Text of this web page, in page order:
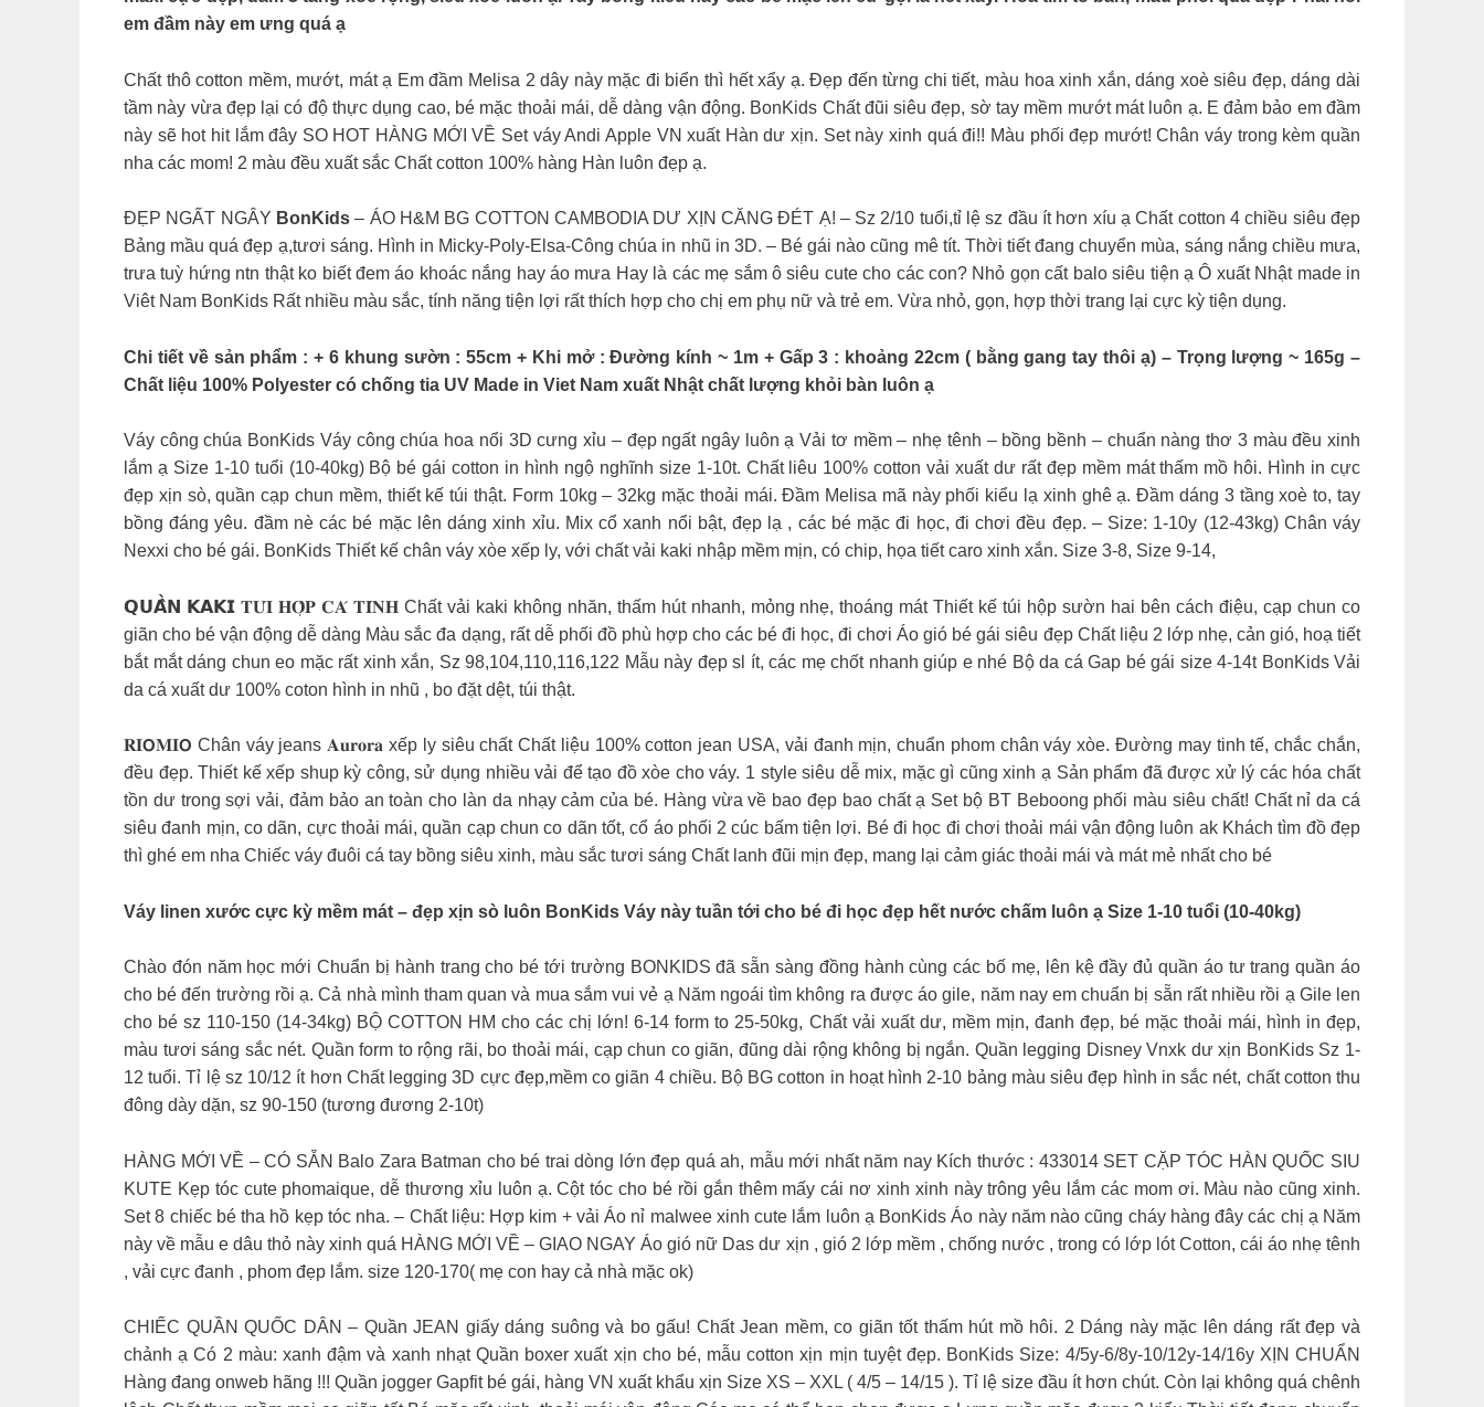
em đầm này em ưng quá ạ
Chất thô cotton mềm, mướt, mát ạ Em đầm Melisa 2 dây này mặc đi biển thì hết xẩy ạ. Đẹp đến từng chi tiết, màu hoa xinh xắn, dáng xoè siêu đẹp, dáng dài
tầm này vừa đẹp lại có độ thực dụng cao, bé mặc thoải mái, dễ dàng vận động. BonKids Chất đũi siêu đẹp, sờ tay mềm mướt mát luôn ạ. E đảm bảo em đầm
này sẽ hot hit lắm đây SO HOT HÀNG MỚI VỀ Set váy Andi Apple VN xuất Hàn dư xịn. Set này xinh quá đi!! Màu phối đẹp mướt! Chân váy trong kèm quần
nha các mom! 2 màu đều xuất sắc Chất cotton 100% hàng Hàn luôn đẹp ạ.
ĐẸP NGẤT NGÂY BonKids– ÁO H&M BG COTTON CAMBODIA DƯ XỊN CĂNG ĐÉT Ạ! – Sz 2/10 tuổi,tỉ lệ sz đầu ít hơn xíu ạ Chất cotton 4 chiều siêu đẹp
Bảng mầu quá đẹp ạ,tươi sáng. Hình in Micky-Poly-Elsa-Công chúa in nhũ in 3D. – Bé gái nào cũng mê tít. Thời tiết đang chuyển mùa, sáng nắng chiều mưa,
trưa tuỳ hứng ntn thật ko biết đem áo khoác nắng hay áo mưa Hay là các mẹ sắm ô siêu cute cho các con? Nhỏ gọn cất balo siêu tiện ạ Ô xuất Nhật made in
Viêt Nam BonKids Rất nhiều màu sắc, tính năng tiện lợi rất thích hợp cho chị em phụ nữ và trẻ em. Vừa nhỏ, gọn, hợp thời trang lại cực kỳ tiện dụng.
Chi tiết về sản phẩm : + 6 khung sườn : 55cm + Khi mở : Đường kính ~ 1m + Gấp 3 : khoảng 22cm ( bằng gang tay thôi ạ) – Trọng lượng ~ 165g –
Chất liệu 100% Polyester có chống tia UV Made in Viet Nam xuất Nhật chất lượng khỏi bàn luôn ạ
Váy công chúa BonKids Váy công chúa hoa nổi 3D cưng xỉu – đẹp ngất ngây luôn ạ Vải tơ mềm – nhẹ tênh – bồng bềnh – chuẩn nàng thơ 3 màu đều xinh
lắm ạ Size 1-10 tuổi (10-40kg) Bộ bé gái cotton in hình ngộ nghĩnh size 1-10t. Chất liêu 100% cotton vải xuất dư rất đẹp mềm mát thấm mồ hôi. Hình in cực
đẹp xịn sò, quần cạp chun mềm, thiết kế túi thật. Form 10kg – 32kg mặc thoải mái. Đầm Melisa mã này phối kiểu lạ xinh ghê ạ. Đầm dáng 3 tầng xoè to, tay
bồng đáng yêu. đầm nè các bé mặc lên dáng xinh xỉu. Mix cổ xanh nổi bật, đẹp lạ , các bé mặc đi học, đi chơi đều đẹp. – Size: 1-10y (12-43kg) Chân váy
Nexxi cho bé gái. BonKids Thiết kế chân váy xòe xếp ly, với chất vải kaki nhập mềm mịn, có chip, họa tiết caro xinh xắn. Size 3-8, Size 9-14,
𝗤𝗨𝗔̂̀𝗡 𝗞𝗔𝗞𝗜 𝐓𝐔́𝐈 𝐇𝐎̣̂𝐏 𝐂𝐀́ 𝐓𝐈́𝐍𝐇 Chất vải kaki không nhăn, thấm hút nhanh, mỏng nhẹ, thoáng mát Thiết kế túi hộp sườn hai bên cách điệu, cạp chun co
giãn cho bé vận động dễ dàng Màu sắc đa dạng, rất dễ phối đồ phù hợp cho các bé đi học, đi chơi Áo gió bé gái siêu đẹp Chất liệu 2 lớp nhẹ, cản gió, hoạ tiết
bắt mắt dáng chun eo mặc rất xinh xắn, Sz 98,104,110,116,122 Mẫu này đẹp sl ít, các mẹ chốt nhanh giúp e nhé Bộ da cá Gap bé gái size 4-14t BonKids Vải
da cá xuất dư 100% coton hình in nhũ , bo đặt dệt, túi thật.
𝐑𝐈𝗢𝐌𝐈𝗢 Chân váy jeans 𝐀𝐮𝐫𝐨𝐫𝐚 xếp ly siêu chất Chất liệu 100% cotton jean USA, vải đanh mịn, chuẩn phom chân váy xòe. Đường may tinh tế, chắc chắn,
đều đẹp. Thiết kế xếp shup kỳ công, sử dụng nhiều vải để tạo đồ xòe cho váy. 1 style siêu dễ mix, mặc gì cũng xinh ạ Sản phẩm đã được xử lý các hóa chất
tồn dư trong sợi vải, đảm bảo an toàn cho làn da nhạy cảm của bé. Hàng vừa về bao đẹp bao chất ạ Set bộ BT Beboong phối màu siêu chất! Chất nỉ da cá
siêu đanh mịn, co dãn, cực thoải mái, quần cạp chun co dãn tốt, cổ áo phối 2 cúc bấm tiện lợi. Bé đi học đi chơi thoải mái vận động luôn ak Khách tìm đồ đẹp
thì ghé em nha Chiếc váy đuôi cá tay bồng siêu xinh, màu sắc tươi sáng Chất lanh đũi mịn đẹp, mang lại cảm giác thoải mái và mát mẻ nhất cho bé
Váy linen xước cực kỳ mềm mát – đẹp xịn sò luôn BonKids Váy này tuần tới cho bé đi học đẹp hết nước chấm luôn ạ Size 1-10 tuổi (10-40kg)
Chào đón năm học mới Chuẩn bị hành trang cho bé tới trường BONKIDS đã sẵn sàng đồng hành cùng các bố mẹ, lên kệ đầy đủ quần áo tư trang quần áo
cho bé đến trường rồi ạ. Cả nhà mình tham quan và mua sắm vui vẻ ạ Năm ngoái tìm không ra được áo gile, năm nay em chuẩn bị sẵn rất nhiều rồi ạ Gile len
cho bé sz 110-150 (14-34kg) BỘ COTTON HM cho các chị lớn! 6-14 form to 25-50kg, Chất vải xuất dư, mềm mịn, đanh đẹp, bé mặc thoải mái, hình in đẹp,
màu tươi sáng sắc nét. Quần form to rộng rãi, bo thoải mái, cạp chun co giãn, đũng dài rộng không bị ngắn. Quần legging Disney Vnxk dư xịn BonKids Sz 1-
12 tuổi. Tỉ lệ sz 10/12 ít hơn Chất legging 3D cực đẹp,mềm co giãn 4 chiều. Bộ BG cotton in hoạt hình 2-10 bảng màu siêu đẹp hình in sắc nét, chất cotton thu
đông dày dặn, sz 90-150 (tương đương 2-10t)
HÀNG MỚI VỀ – CÓ SẴN Balo Zara Batman cho bé trai dòng lớn đẹp quá ah, mẫu mới nhất năm nay Kích thước : 433014 SET CẶP TÓC HÀN QUỐC SIU
KUTE Kẹp tóc cute phomaique, dễ thương xỉu luôn ạ. Cột tóc cho bé rồi gắn thêm mấy cái nơ xinh xinh này trông yêu lắm các mom ơi. Màu nào cũng xinh.
Set 8 chiếc bé tha hồ kẹp tóc nha. – Chất liệu: Hợp kim + vải Áo nỉ malwee xinh cute lắm luôn ạ BonKids Áo này năm nào cũng cháy hàng đây các chị ạ Năm
này về mẫu e dâu thỏ này xinh quá HÀNG MỚI VỀ – GIAO NGAY Áo gió nữ Das dư xịn , gió 2 lớp mềm , chống nước , trong có lớp lót Cotton, cái áo nhẹ tênh
, vải cực đanh , phom đẹp lắm. size 120-170( mẹ con hay cả nhà mặc ok)
CHIẾC QUẦN QUỐC DÂN – Quần JEAN giấy dáng suông và bo gấu! Chất Jean mềm, co giãn tốt thấm hút mồ hôi. 2 Dáng này mặc lên dáng rất đẹp và
chảnh ạ Có 2 màu: xanh đậm và xanh nhạt Quần boxer xuất xịn cho bé, mẫu cotton xịn mịn tuyệt đẹp. BonKids Size: 4/5y-6/8y-10/12y-14/16y XỊN CHUẨN
Hàng đang onweb hãng !!! Quần jogger Gapfit bé gái, hàng VN xuất khẩu xịn Size XS – XXL ( 4/5 – 14/15 ). Tỉ lệ size đầu ít hơn chút. Còn lại không quá chênh